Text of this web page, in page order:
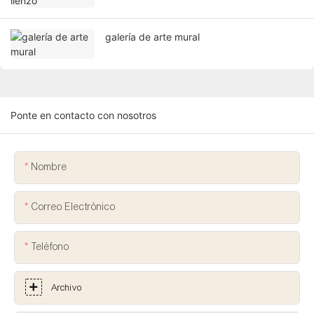
galería de arte mural
Ponte en contacto con nosotros
Nombre
Correo Electrónico
Teléfono
Archivo